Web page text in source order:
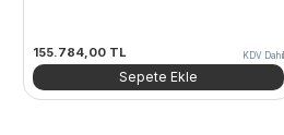
155.784,00 TL KDV Dahil
Sepete Ekle